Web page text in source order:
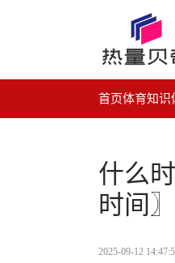
首页体育知识
什么
时间〗
2025-09-12